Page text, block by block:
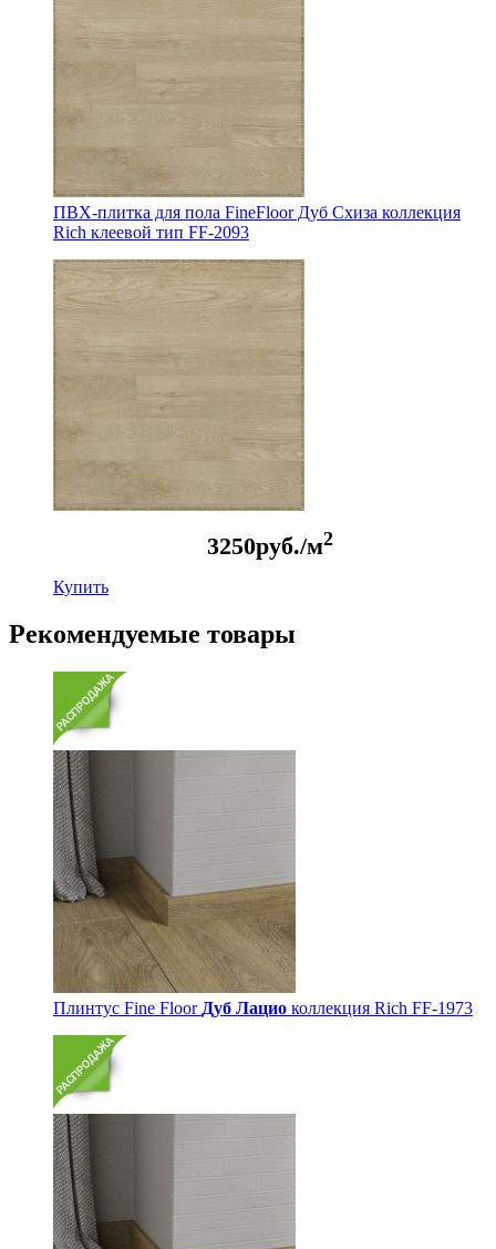
ПВХ-плитка для пола FineFloor Дуб Схиза коллекция
Rich клеевой тип FF-2093
3250руб./м2
Купить
Рекомендуемые товары
Плинтус Fine Floor Дуб Лацио коллекция Rich FF-1973